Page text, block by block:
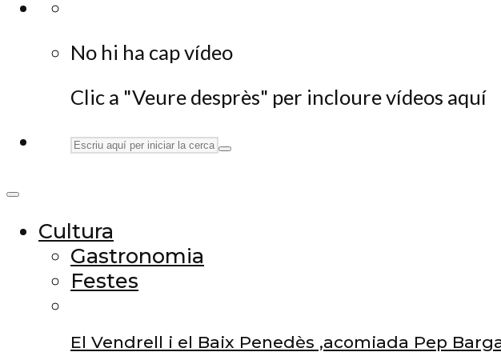
No hi ha cap vídeo
Clic a "Veure desprès" per incloure vídeos aquí
Cultura
Gastronomia
Festes
El Vendrell i el Baix Penedès ,acomiada Pep